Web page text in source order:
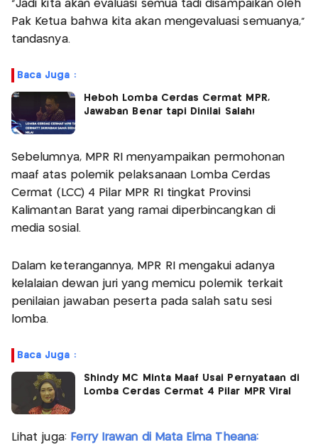
"Jadi kita akan evaluasi semua tadi disampaikan oleh
Pak Ketua bahwa kita akan mengevaluasi semuanya,"
tandasnya.
Baca Juga :
Heboh Lomba Cerdas Cermat MPR,
Jawaban Benar tapi Dinilai Salah!
Sebelumnya, MPR RI menyampaikan permohonan
maaf atas polemik pelaksanaan Lomba Cerdas
Cermat (LCC) 4 Pilar MPR RI tingkat Provinsi
Kalimantan Barat yang ramai diperbincangkan di
media sosial.
Dalam keterangannya, MPR RI mengakui adanya
kelalaian dewan juri yang memicu polemik terkait
penilaian jawaban peserta pada salah satu sesi
lomba.
Baca Juga :
Shindy MC Minta Maaf Usai Pernyataan di
Lomba Cerdas Cermat 4 Pilar MPR Viral
Lihat juga: Ferry Irawan di Mata Elma Theana: